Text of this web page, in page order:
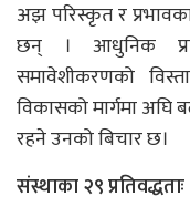
अझ परिस्कृत र
छन् । आधुनिक
समावेशीकरणको
विकासको मार्गमा
रहने उनको बिचार छ।
संस्थाका २९ प्रतिवद्धताः